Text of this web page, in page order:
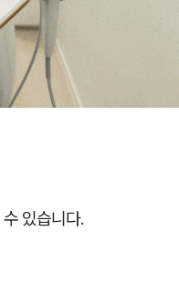
있습니다.